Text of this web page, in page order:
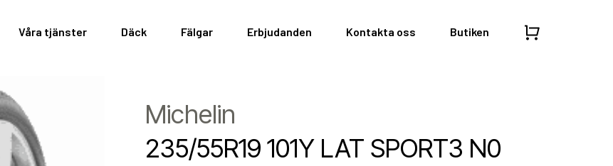
Våra tjänster Däck Fälgar Erbjudanden Kontakta oss Butiken
Michelin
235/55R19 101Y LAT SPORT3 N0